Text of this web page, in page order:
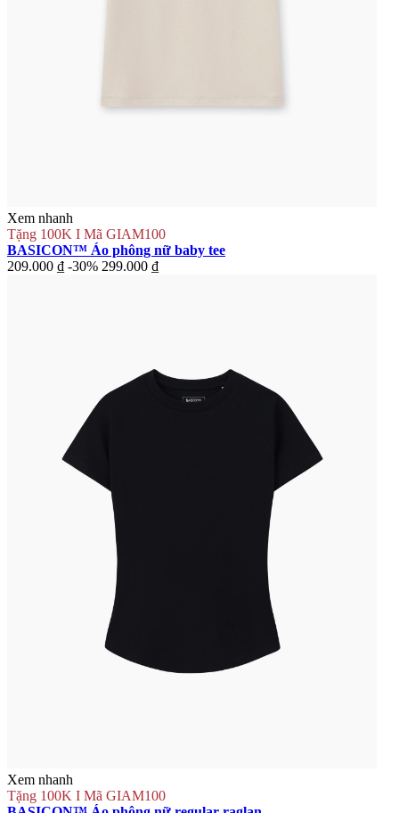
Xem nhanh
Tặng 100K I Mã GIAM100
BASICON™ Áo phông nữ baby tee
209.000 ₫ -30% 299.000 ₫
Xem nhanh
Tặng 100K I Mã GIAM100